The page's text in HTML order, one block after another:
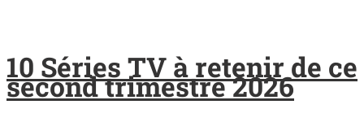
10 Séries TV à retenir de ce
second trimestre 2026